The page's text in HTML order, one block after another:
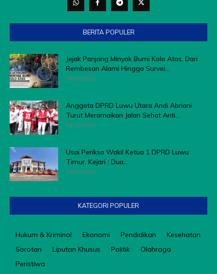
BERITA POPULER
Jejak Panjang Minyak Bumi Kolo Atas, Dari
Rembesan Alami Hingga Survei...
09/08/2026
Anggota DPRD Luwu Utara Andi Abriani
Turut Meramaikan Jalan Sehat Anti...
04/08/2026
Usai Periksa Wakil Ketua 1 DPRD Luwu
Timur, Kejari : Dua...
10/08/2026
KATEGORI POPULER
Hukum & Kriminal Ekonomi Pendidikan
Kesehatan
Sorotan
Liputan Khusus Politik
Olahraga
Peristiwa